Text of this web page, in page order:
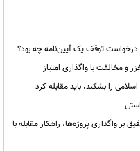
درخواست توقف یک آیین‌نامه چه بود؟
و مخالفت با واگذاری امتیاز
را بشکند، باید مقابله کرد
بر واگذاری پروژه‌ها، راهکار مقابله با